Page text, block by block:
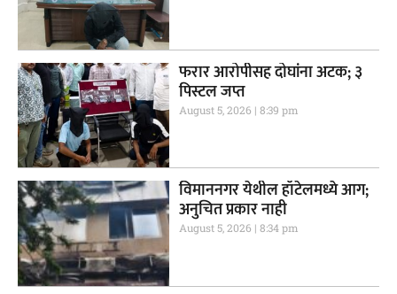
फरार आरोपीसह दोघांना अटक; ३
पिस्टल जप्त
August 5, 2026 8:39 pm
विमाननगर येथील हॉटेलमध्ये आग;
अनुचित प्रकार नाही
August 5, 2026 8:34 pm